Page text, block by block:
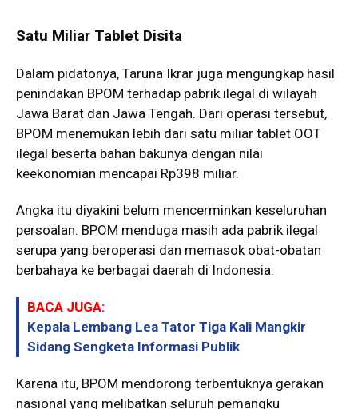
Satu Miliar Tablet Disita
Dalam pidatonya, Taruna Ikrar juga mengungkap hasil
penindakan BPOM terhadap pabrik ilegal di wilayah
Jawa Barat dan Jawa Tengah. Dari operasi tersebut,
BPOM menemukan lebih dari satu miliar tablet OOT
ilegal beserta bahan bakunya dengan nilai
keekonomian mencapai Rp398 miliar.
Angka itu diyakini belum mencerminkan keseluruhan
persoalan. BPOM menduga masih ada pabrik ilegal
serupa yang beroperasi dan memasok obat-obatan
berbahaya ke berbagai daerah di Indonesia.
BACA JUGA:
Kepala Lembang Lea Tator Tiga Kali Mangkir
Sidang Sengketa Informasi Publik
Karena itu, BPOM mendorong terbentuknya gerakan
nasional yang melibatkan seluruh pemangku